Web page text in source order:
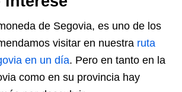
de Segovia, es uno de los
visitar en nuestra ruta
en un día. Pero en tanto en la
como en su provincia hay